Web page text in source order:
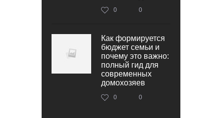
0 0
Как формируется
бюджет семьи и
почему это важно:
полный гид для
современных
домохозяев
0 0